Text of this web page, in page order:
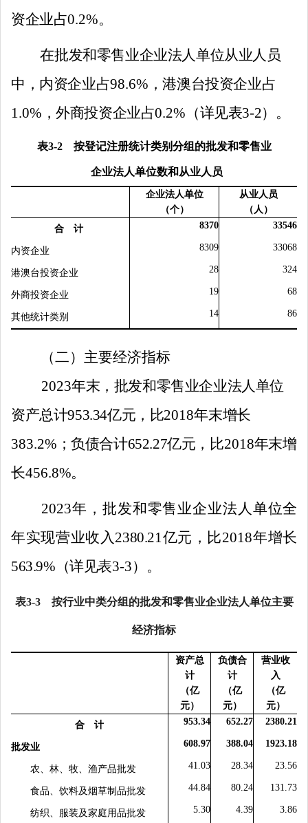
资企业占0.2%。
在批发和零售业企业法人单位从业人员
中，内资企业占98.6% ，港澳台投资企业占
1.0% ，外商投资企业占0.2% （详见表3-2）。
表3-2按登记注册统计类别分组的批发和零售业
企业法人单位数和从业人员
企业法人单位
（个）
从业人员
（人）
合 计
8370 33546
内资企业 8309 33068
港澳台投资企业 28 324
外商投资企业 19 68
其他统计类别 14 86
（二）主要经济指标
2023年末，批发和零售业企业法人单位
资产总计953.34亿元，比2018年末增长
383.2% ；负债合计652.27亿元，比2018年末增
长456.8%。
2023年，批发和零售业企业法人单位全
年实现营业收入2380.21亿元，比2018年增长
563.9% （详见表3-3）。
表3-3按行业中类分组的批发和零售业企业法人单位主要
经济指标
资产总
计
（亿
元）
负债合
计
（亿
元）
营业收
入
（亿
元）
合 计
953.34 652.27 2380.21
批发业 608.97 388.04 1923.18
农、林、牧、渔产品批发 41.03 28.34 23.56
食品、饮料及烟草制品批发 44.84 80.24 131.73
纺织、服装及家庭用品批发 5.30 4.39 3.86